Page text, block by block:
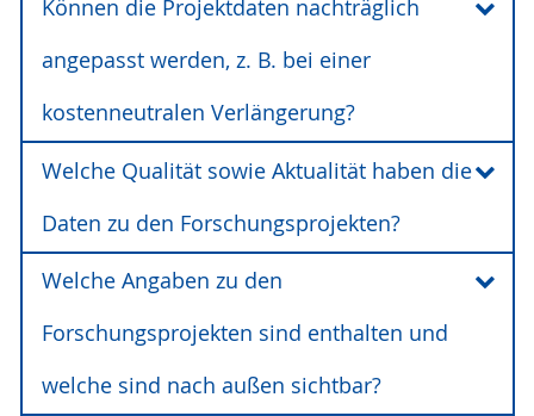
2007 erfasst worden sind.
Die initiale Erfassung und die Nachbearbeitung
Forschung, Lehre und Transfer (S1). Ergänzungen
können jedoch auch von den Projektleiterinnen
und den Projektleitern der jeweiligen
Forschungsprojekte selbst angeregt werden.
Können die Projektdaten nachträglich
angepasst werden, z. B. bei einer
kostenneutralen Verlängerung?
Ja, die Möglichkeit besteht. Bitte nehmen Sie
Forschung, Lehre und Transfer (S1)/Team
Welche Qualität sowie Aktualität haben die
Daten zu den Forschungsprojekten?
Die Erfassung von Projektdaten über S1 nimmt
anschließende Nachbearbeitung in S1 ebenso.
Der Abgleich zwischen der verwaltungsinternen
Projektverwaltung des Dezernates 2 mit LSF
Welche Angaben zu den
Forschungsprojekten sind enthalten und
welche sind nach außen sichtbar?